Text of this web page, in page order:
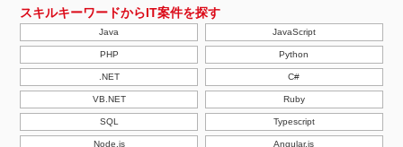
スキルキーワードからIT案件を探す
Java JavaScript
PHP Python
.NET C#
VB.NET Ruby
SQL Typescript
Node.js Angular.js